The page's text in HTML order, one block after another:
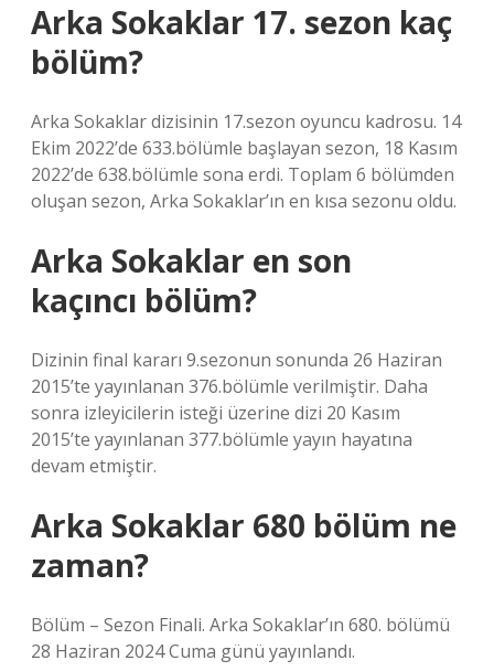
Arka Sokaklar 17. sezon kaç
bölüm?
Arka Sokaklar dizisinin 17.sezon oyuncu kadrosu. 14
Ekim 2022’de 633.bölümle başlayan sezon, 18 Kasım
2022’de 638.bölümle sona erdi. Toplam 6 bölümden
oluşan sezon, Arka Sokaklar’ın en kısa sezonu oldu.
Arka Sokaklar en son
kaçıncı bölüm?
Dizinin final kararı 9.sezonun sonunda 26 Haziran
2015’te yayınlanan 376.bölümle verilmiştir. Daha
sonra izleyicilerin isteği üzerine dizi 20 Kasım
2015’te yayınlanan 377.bölümle yayın hayatına
devam etmiştir.
Arka Sokaklar 680 bölüm ne
zaman?
Bölüm – Sezon Finali. Arka Sokaklar’ın 680. bölümü
28 Haziran 2024 Cuma günü yayınlandı.